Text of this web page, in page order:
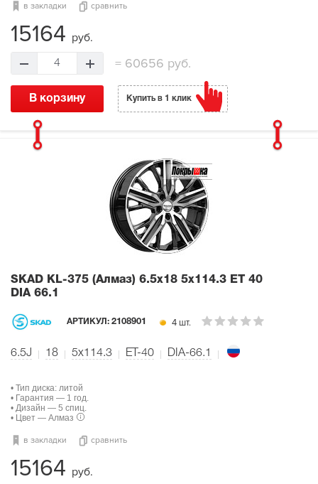
в закладки сравнить
15164 руб.
4 = 60656 руб.
В корзину Купить в 1 клик
SKAD KL-375 (Алмаз) 6.5x18 5x114.3 ET 40
DIA 66.1
АРТИКУЛ:2108901 4 шт.
6.5J 18 5x114.3 ET-40 DIA-66.1
• Тип диска: литой
• Гарантия — 1 год.
• Дизайн — 5 спиц.
• Цвет — Алмаз
в закладки сравнить
15164 руб.